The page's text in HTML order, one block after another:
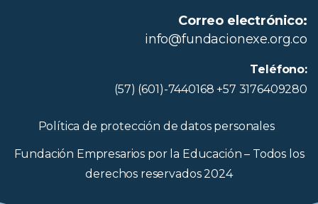
Correo electrónico:
info@fundacionexe.org.co
Teléfono:
(57) (601)-7440168 +57 3176409280
Política de protección de datos personales
Fundación Empresarios por la Educación – Todos los
derechos reservados 2024